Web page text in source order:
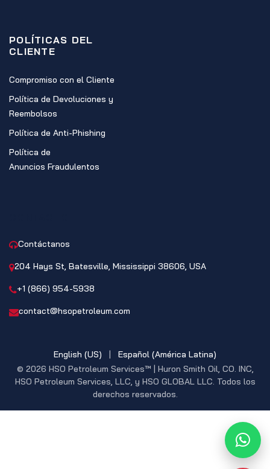
POLÍTICAS DEL
CLIENTE
Compromiso con el Cliente
Política de Devoluciones y
Reembolsos
Política de Anti-Phishing
Política de
Anuncios Fraudulentos
Contáctanos
204 Hays St, Batesville, Mississippi 38606, USA
+1 (866) 954-5938
contact@hsopetroleum.com
© 2026 HSO Petroleum Services™ | Huron Smith Oil, CO. INC,
HSO Petroleum Services, LLC, y HSO GLOBAL LLC. Todos los
derechos reservados.
English (US) | Español (América Latina)